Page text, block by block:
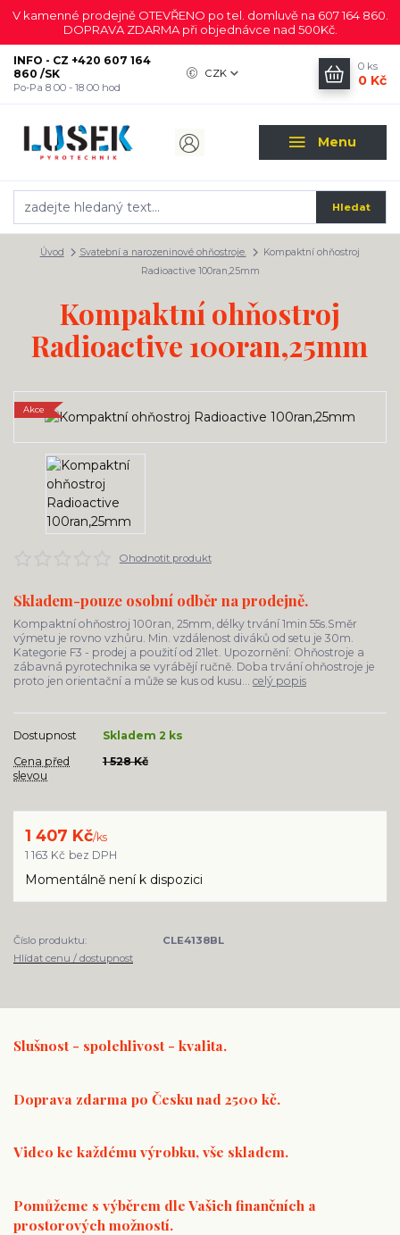
V kamenné prodejně OTEVŘENO po tel. domluvě na 607 164 860.
DOPRAVA ZDARMA při objednávce nad 500Kč.
Menu
CZK
Hledat
INFO - CZ +420 607 164
860 /SK
Po-Pa 8 00 - 18 00 hod
0 ks
0 Kč
Úvod Svatební a narozeninové ohňostroje.
Kompaktní ohňostroj
Radioactive 100ran,25mm
Kompaktní ohňostroj
Radioactive 100ran,25mm
Akce
Ohodnotit produkt
Skladem-pouze osobní odběr na prodejně.
Kompaktní ohňostroj 100ran, 25mm, délky trvání 1min 55s.Směr
výmetu je rovno vzhůru. Min. vzdálenost diváků od setu je 30m.
Kategorie F3 - prodej a použití od 21let. Upozornění: Ohňostroje a
zábavná pyrotechnika se vyrábějí ručně. Doba trvání ohňostroje je
proto jen orientační a může se kus od kusu... celý popis
Dostupnost
Skladem 2 ks
Cena před
slevou
1 528 Kč
1 407 Kč/ks
1 163 Kč bez DPH
Momentálně není k dispozici
Číslo produktu:
CLE4138BL
Hlídat cenu / dostupnost
Slušnost - spolehlivost - kvalita.
Doprava zdarma po Česku nad 2500 kč.
Video ke každému výrobku, vše skladem.
Pomůžeme s výběrem dle Vašich finančních a
prostorových možností.